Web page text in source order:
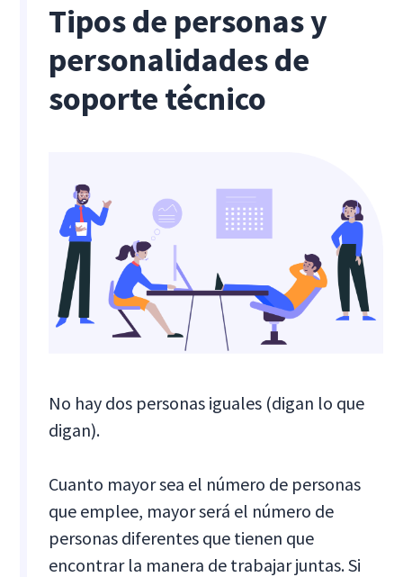
Tipos de personas y
personalidades de
soporte técnico
No hay dos personas iguales (digan lo que
digan).
Cuanto mayor sea el número de personas
que emplee, mayor será el número de
personas diferentes que tienen que
encontrar la manera de trabajar juntas. Si